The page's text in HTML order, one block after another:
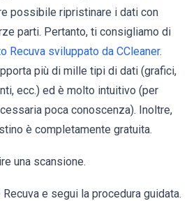
possibile ripristinare i dati con
parti. Pertanto, ti consigliamo di
Recuva sviluppato da CCleaner.
più di mille tipi di dati (grafici,
ecc.) ed è molto intuitivo (per
poca conoscenza). Inoltre,
è completamente gratuita.
una scansione.
e segui la procedura guidata.